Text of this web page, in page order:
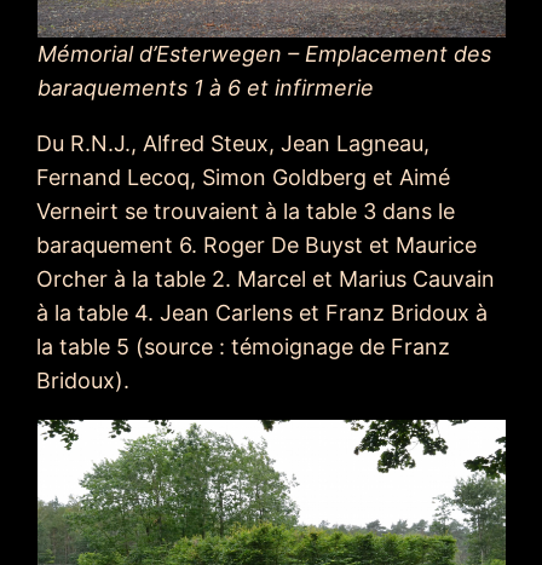
Mémorial d’Esterwegen – Emplacement des
baraquements 1 à 6 et infirmerie
Du R.N.J., Alfred Steux, Jean Lagneau,
Fernand Lecoq, Simon Goldberg et Aimé
Verneirt se trouvaient à la table 3 dans le
baraquement 6. Roger De Buyst et Maurice
Orcher à la table 2. Marcel et Marius Cauvain
à la table 4. Jean Carlens et Franz Bridoux à
la table 5 (source : témoignage de Franz
Bridoux).